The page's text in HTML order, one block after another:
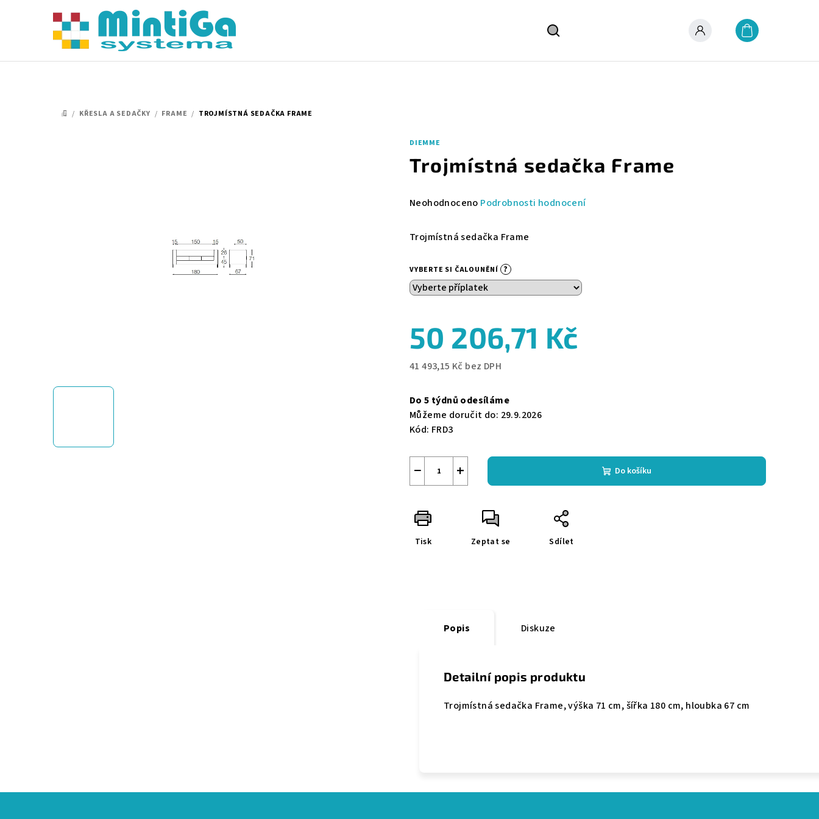
Přihlášení
DOMŮ
/ KŘESLA A SEDAČKY / FRAME / TROJMÍSTNÁ SEDAČKA FRAME
DIEMME
Trojmístná sedačka Frame
Průměrné
produktu
z
5
Neohodnoceno Podrobnosti hodnocení
Trojmístná sedačka Frame
VYBERTE SI ČALOUNĚNÍ ?
50 206,71 Kč
41 493,15 Kč bez DPH
cena:
Do 5 týdnů odesíláme
Můžeme doručit do: 29.9.2026
Kód: FRD3
+
− Do košíku
Tisk Zeptat se Sdílet
Popis Diskuze
Detailní popis produktu
Trojmístná sedačka Frame, výška 71 cm, šířka 180 cm, hloubka 67 cm